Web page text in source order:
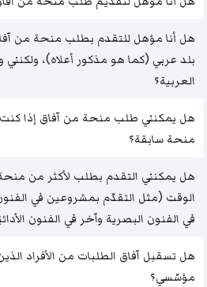
هل أنا مؤهل للتقدم بطلب منحة من
بلد عربي (كما هو مذكور أعلاه)،
العربية؟
هل يمكنني طلب منحة من آفاق إذا
منحة سابقة؟
هل يمكنني التقدم بطلب لأكثر من
الوقت (مثل التقدّم بمشروعين في
في الفنون البصرية وآخر في الفنون
هل تسقبل آفاق الطلبات من الأفراد
مؤسّسي؟